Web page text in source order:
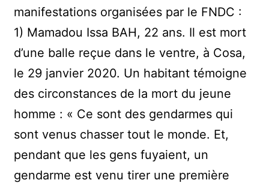
manifestations organisées par le FNDC :
1) Mamadou Issa BAH, 22 ans. Il est mort
d’une balle reçue dans le ventre, à Cosa,
le 29 janvier 2020. Un habitant témoigne
des circonstances de la mort du jeune
homme : « Ce sont des gendarmes qui
sont venus chasser tout le monde. Et,
pendant que les gens fuyaient, un
gendarme est venu tirer une première